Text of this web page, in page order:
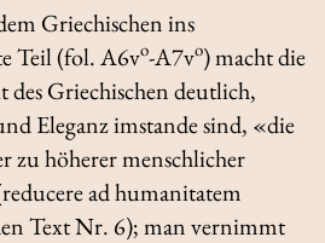
Griechischen ins
Teil (fol. A6vo-A7vo) macht die
des Griechischen deutlich,
Eleganz imstande sind, «die
zu höherer menschlicher
reducere ad humanitatem
Text Nr. 6); man vernimmt